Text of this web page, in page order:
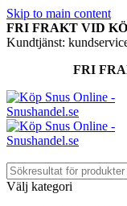
Skip to main content
FRI FRAKT VID
Kundtjänst:
FRI
Välj kategori